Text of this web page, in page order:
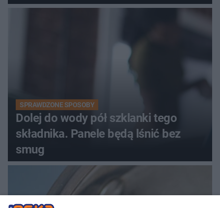
SPRAWDZONE SPOSOBY
Dolej do wody pół szklanki tego
składnika. Panele będą lśnić bez
smug